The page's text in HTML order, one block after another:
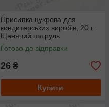
Присипка цукрова для
кондитерських виробів, 20 г
Щенячий патруль
Готово до відправки
26 ₴
Купити